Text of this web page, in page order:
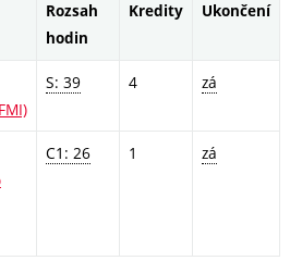
Rozsah
hodin
Kredity Ukončení
S: 39 4 zá
C1: 26 1 zá